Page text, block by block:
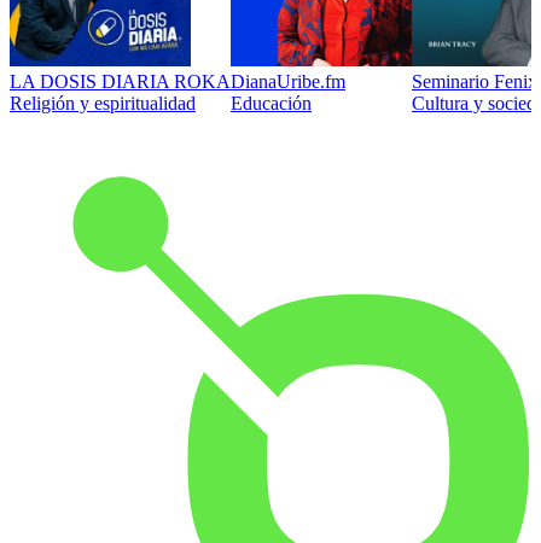
LA DOSIS DIARIA ROKA
Religión y espiritualidad
DianaUribe.fm
Educación
Seminario
Cultura y